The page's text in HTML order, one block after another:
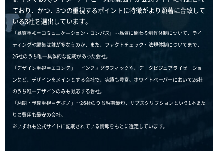
ており、かつ、3つの重視するポイントに特徴がより顕著に合致して
いる3社を選出しています。
「品質重視＝コミュニケーション・コンパス」…品質に関わる制作体制について、ライ
ティングや編集は誰が多なうのか、また、ファクトチェック・法規体制についてまで、
26社のうち唯一具体的な記載があった会社。
「デザイン重視＝エコンテ」…インフォグラフィックや、データビジュアライゼーショ
ンなど、デザインをメインとする会社で、実績も豊富。ホワイトペーパーにおいて26社
のうち唯一デザインのみも対応する会社。
「納期・予算重視＝デボノ」…26社のうち納期最短、サブスクリプションという1本あた
りの費用も最安の会社。
※いずれも公式サイトに記載されている情報をもとに選定しています。